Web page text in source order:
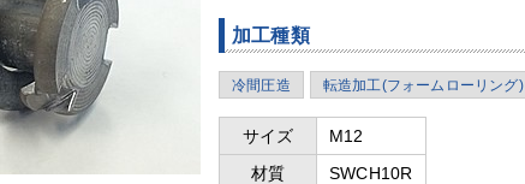
加工種類
冷間圧造 転造加工(フォームローリング)
サイズ
M12
材質
SWCH10R